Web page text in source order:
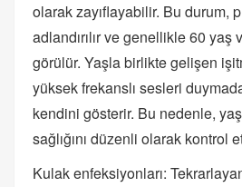
olarak zayıflayabilir. Bu durum,
adlandırılır ve genellikle 60
görülür. Yaşla birlikte gelişen
yüksek frekanslı sesleri
kendini gösterir. Bu nedenle,
sağlığını düzenli olarak kontrol
Kulak enfeksiyonları: